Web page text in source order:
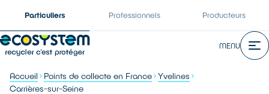
Particuliers Professionnels Producteurs
MENU
Accueil Points de collecte en France Yvelines
Carrières-sur-Seine